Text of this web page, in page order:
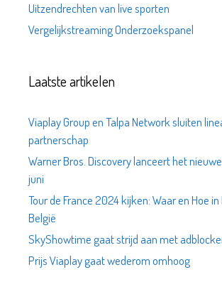
Uitzendrechten van live sporten
Vergelijkstreaming Onderzoekspanel
Laatste artikelen
Viaplay Group en Talpa Network sluiten
partnerschap
Warner Bros. Discovery lanceert het nieuwe
juni
Tour de France 2024 kijken: Waar en Hoe
België
SkyShowtime gaat strijd aan met
Prijs Viaplay gaat wederom omhoog